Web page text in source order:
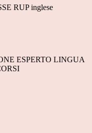
RUP inglese
ESPERTO LINGUA